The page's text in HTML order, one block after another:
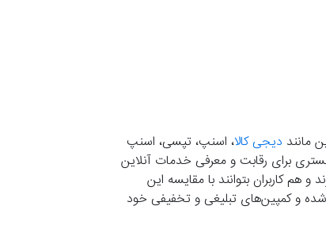
مانند دیجی کالا، اسنپ، تپسی، اسنپ
برای رقابت و معرفی خدمات آنلاین
کاربران بتوانند با مقایسه این
شده و کمپین‌های تبلیغی و تخفیفی خود